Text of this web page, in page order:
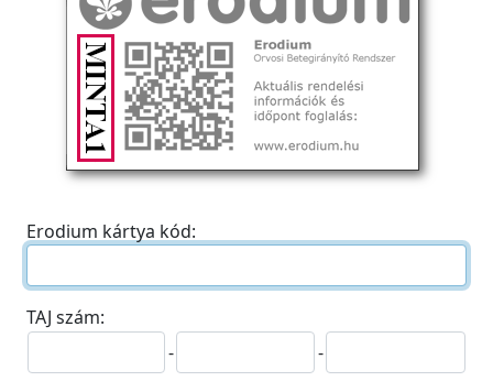
Erodium kártya kód:
TAJ szám:
-
-